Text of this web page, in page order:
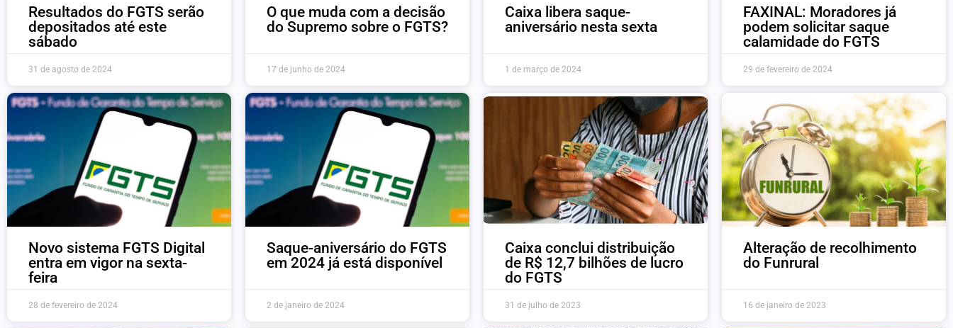
Resultados do FGTS serão
depositados até este
sábado
31 de agosto de 2024
O que muda com a decisão
do Supremo sobre o FGTS?
17 de junho de 2024
Caixa libera saque-
aniversário nesta sexta
1 de março de 2024
FAXINAL: Moradores já
podem solicitar saque
calamidade do FGTS
29 de fevereiro de 2024
Novo sistema FGTS Digital
entra em vigor na sexta-
feira
28 de fevereiro de 2024
Saque-aniversário do FGTS
em 2024 já está disponível
2 de janeiro de 2024
Caixa conclui distribuição
de R$ 12,7 bilhões de lucro
do FGTS
31 de julho de 2023
Alteração de recolhimento
do Funrural
16 de janeiro de 2023